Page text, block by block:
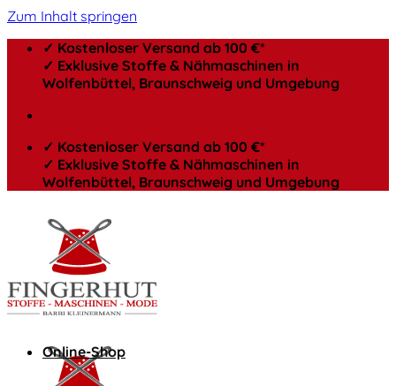
Zum Inhalt springen
✓ Kostenloser Versand ab 100 €*
✓ Exklusive Stoffe & Nähmaschinen in
Wolfenbüttel, Braunschweig und Umgebung
✓ Kostenloser Versand ab 100 €*
✓ Exklusive Stoffe & Nähmaschinen in
Wolfenbüttel, Braunschweig und Umgebung
Online-Shop